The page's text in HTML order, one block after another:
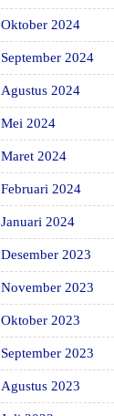
Oktober 2024
September 2024
Agustus 2024
Mei 2024
Maret 2024
Februari 2024
Januari 2024
Desember 2023
November 2023
Oktober 2023
September 2023
Agustus 2023